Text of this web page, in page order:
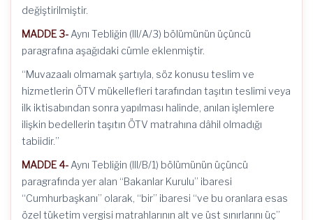
değiştirilmiştir.
MADDE 3- Aynı Tebliğin (III/A/3) bölümünün üçüncü
paragrafına aşağıdaki cümle eklenmiştir.
“Muvazaalı olmamak şartıyla, söz konusu teslim ve
hizmetlerin ÖTV mükellefleri tarafından taşıtın teslimi veya
ilk iktisabından sonra yapılması halinde, anılan işlemlere
ilişkin bedellerin taşıtın ÖTV matrahına dâhil olmadığı
tabiidir.”
MADDE 4- Aynı Tebliğin (III/B/1) bölümünün üçüncü
paragrafında yer alan “Bakanlar Kurulu” ibaresi
“Cumhurbaşkanı” olarak, “bir” ibaresi “ve bu oranlara esas
özel tüketim vergisi matrahlarının alt ve üst sınırlarını üç”